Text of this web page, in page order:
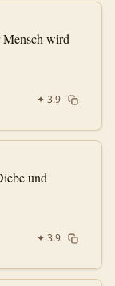
Mensch wird
✦ 3.9
und
✦ 3.9